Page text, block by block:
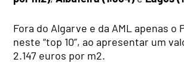
Fora do Algarve e da AML apenas o
neste “top 10”, ao apresentar um
2.147 euros por m2.